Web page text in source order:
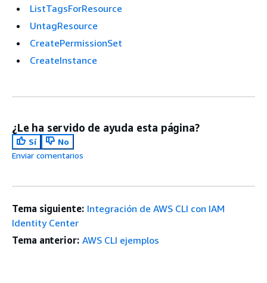
ListTagsForResource
UntagResource
CreatePermissionSet
CreateInstance
¿Le ha servido de ayuda esta página?
Sí
No
Enviar comentarios
Tema siguiente: Integración de AWS CLI con IAM
Identity Center
Tema anterior: AWS CLI ejemplos